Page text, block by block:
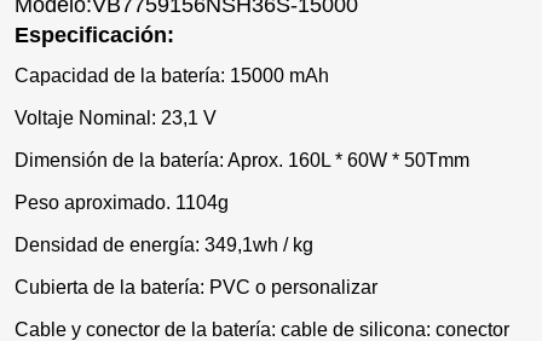
Especificación:
Capacidad de la batería: 15000 mAh
Voltaje Nominal: 23,1 V
Dimensión de la batería: Aprox. 160L * 60W * 50Tmm
Peso aproximado. 1104g
Densidad de energía: 349,1wh / kg
Cubierta de la batería: PVC o personalizar
Cable y conector de la batería: cable de silicona: conector